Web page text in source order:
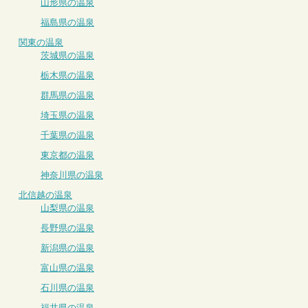
山形県の温泉
福島県の温泉
関東の温泉
茨城県の温泉
栃木県の温泉
群馬県の温泉
埼玉県の温泉
千葉県の温泉
東京都の温泉
神奈川県の温泉
北信越の温泉
山梨県の温泉
長野県の温泉
新潟県の温泉
富山県の温泉
石川県の温泉